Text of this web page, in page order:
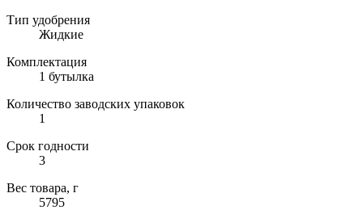
Тип удобрения
Жидкие
Комплектация
1 бутылка
Количество заводских упаковок
1
Срок годности
3
Вес товара, г
5795